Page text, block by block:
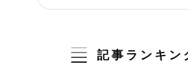
記事ランキン